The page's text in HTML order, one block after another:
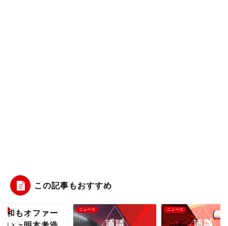
この記事もおすすめ
和もオファー
ニュース ニュース